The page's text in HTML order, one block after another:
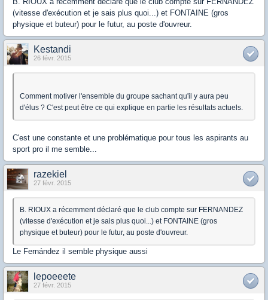
(vitesse d'exécution et je sais plus quoi...) et FONTAINE (gros
physique et buteur) pour le futur, au poste d'ouvreur.
Kestandi
26 févr. 2015
Comment motiver l'ensemble du groupe sachant qu'il y aura peu
d'élus ? C'est peut être ce qui explique en partie les résultats actuels.
C'est une constante et une problématique pour tous les aspirants au
sport pro il me semble...
razekiel
27 févr. 2015
B. RIOUX a récemment déclaré que le club compte sur FERNANDEZ
(vitesse d'exécution et je sais plus quoi...) et FONTAINE (gros
physique et buteur) pour le futur, au poste d'ouvreur.
Le Fernández il semble physique aussi
lepoeeete
27 févr. 2015